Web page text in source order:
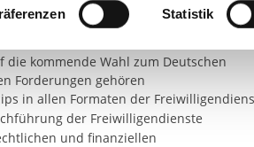
führen kann.
unserenDatenschutzhinweisenund in
Funktionen für diese Zwecke
mittels nachfolgender Buttons
erteilte Einwilligung stets für die
sich nicht auf notwendige
Statistik
kommende Wahl zum Deutschen
Forderungen gehören
in allen Formaten der
der Freiwilligendienste
und finanziellen